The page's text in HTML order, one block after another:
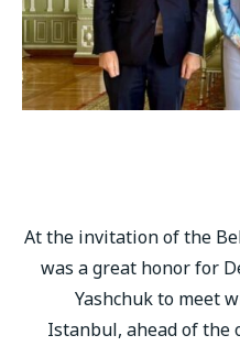
At the invitation of the
was a great honor for
Yashchuk to meet
Istanbul, ahead of